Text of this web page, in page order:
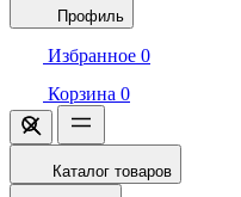
Профиль
Избранное 0
Корзина 0
Каталог товаров